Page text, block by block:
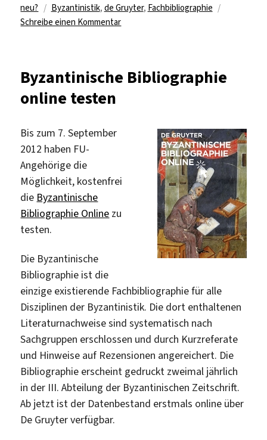
am
neu?
Schlagwörter
Byzantinistik, de Gruyter, Fachbibliographie
Schreibe einen Kommentarzu
Byzantinische
Byzantinische Bibliographie
online testen
Bis zum 7. September
2012 haben FU-
Angehörige die
Möglichkeit, kostenfrei
die Byzantinische
Bibliographie Online zu
testen.
Die Byzantinische
Bibliographie ist die
einzige existierende Fachbibliographie für alle
Disziplinen der Byzantinistik. Die dort enthaltenen
Literaturnachweise sind systematisch nach
Sachgruppen erschlossen und durch Kurzreferate
und Hinweise auf Rezensionen angereichert. Die
Bibliographie erscheint gedruckt zweimal jährlich
in der III. Abteilung der Byzantinischen Zeitschrift.
Ab jetzt ist der Datenbestand erstmals online über
De Gruyter verfügbar.